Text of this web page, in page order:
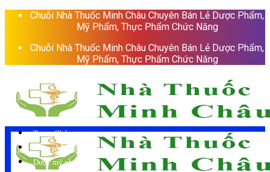
Skip
Chuỗi Nhà Thuốc Minh Châu Chuyên Bán Lẻ Dược Phẩm,
Mỹ Phẩm, Thực Phẩm Chức Năng
Chuỗi Nhà Thuốc Minh Châu Chuyên Bán Lẻ Dược Phẩm,
Mỹ Phẩm, Thực Phẩm Chức Năng
Trang Chủ
Thực phẩm chức năng
Dược mỹ phẩm